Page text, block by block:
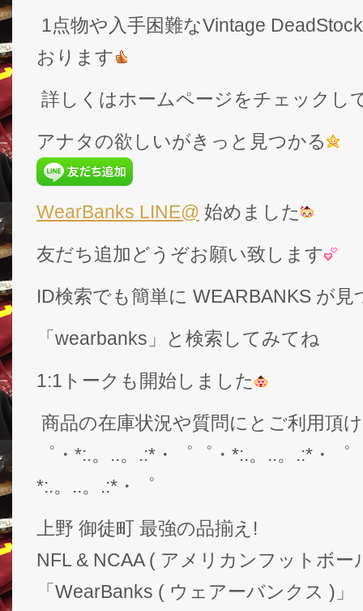
1点物や入手困難なVintage
おります
詳しくはホームページをチェックし
アナタの欲しいがきっと見つかる
WearBanks LINE@ 始めました
友だち追加どうぞお願い致します
ID検索でも簡単に WEARBANKS が
「wearbanks」と検索してみてね
1:1トークも開始しました
商品の在庫状況や質問にとご利用頂
゜・*:.。..。.:*・゜゜・*:.。..。.:*・
*:.。..。.:*・゜
上野 御徒町 最強の品揃え!
NFL & NCAA ( アメリカンフットボー
「WearBanks ( ウェアーバンクス )」